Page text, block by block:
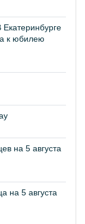
к юбилею
на 5 августа
на 5 августа